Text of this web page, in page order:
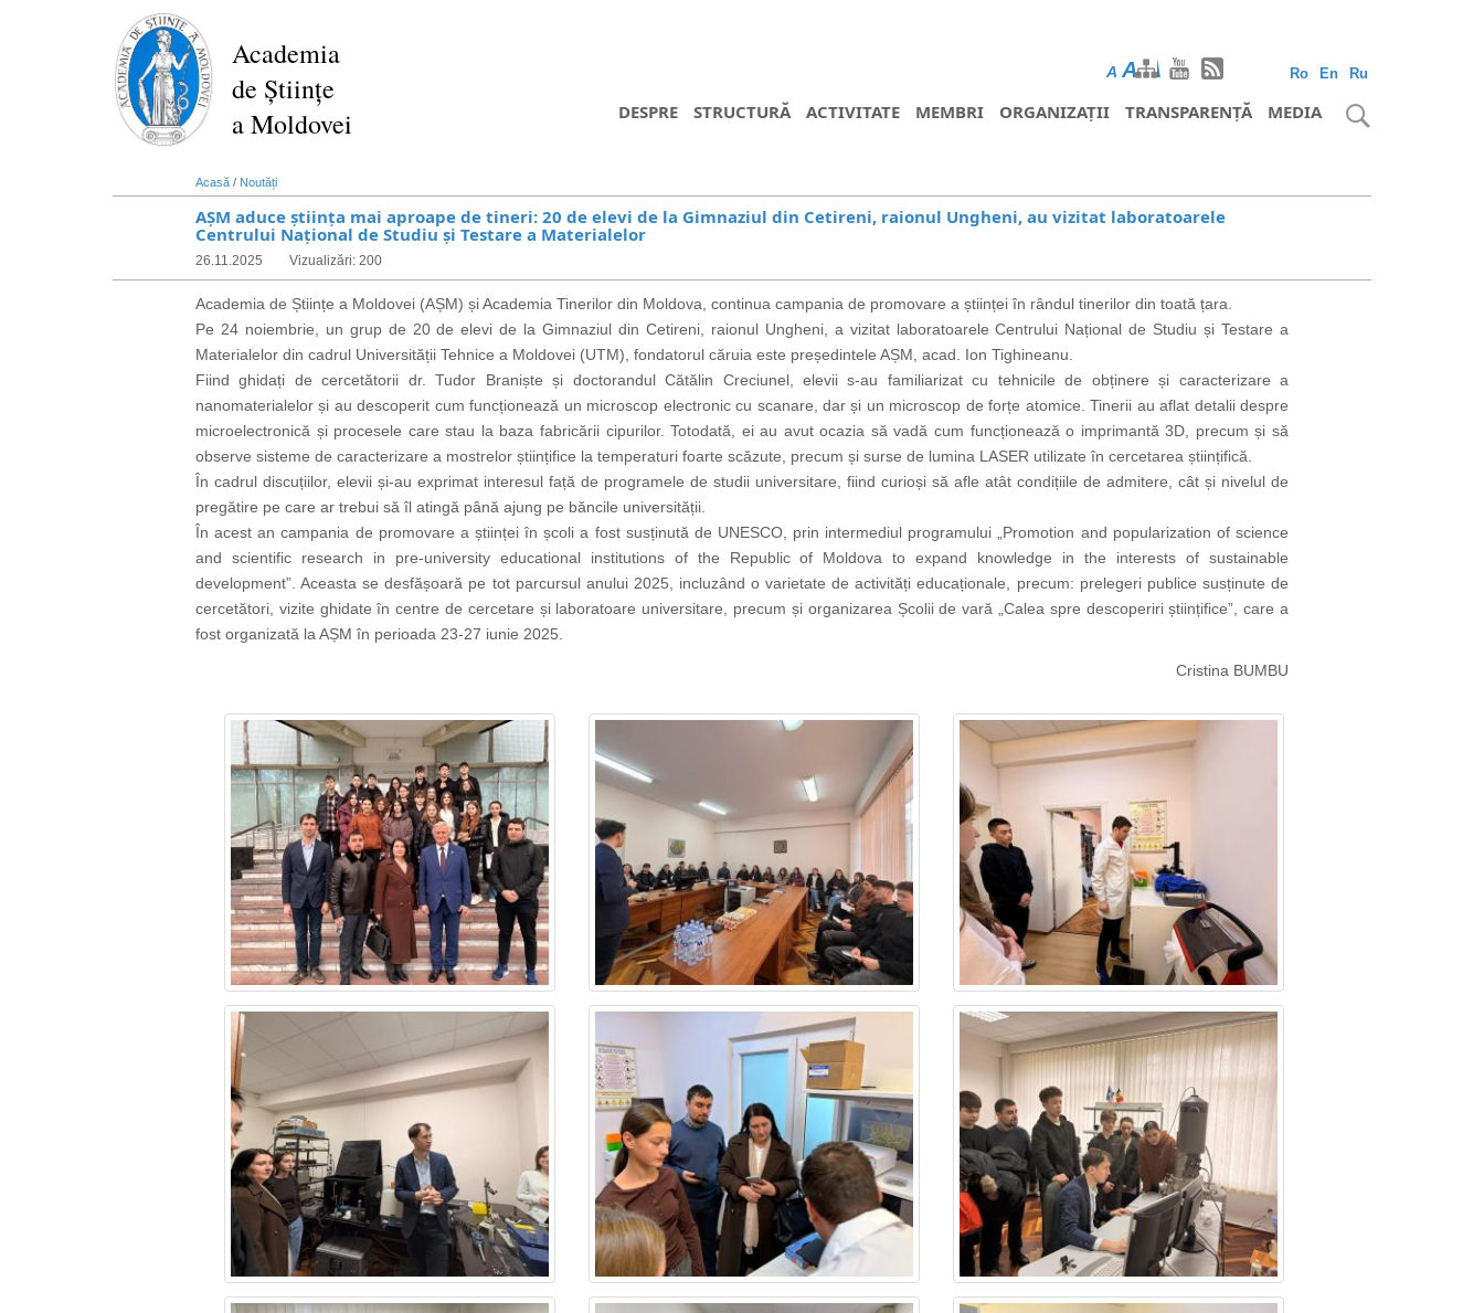
Academia
de Științe
a Moldovei
Ro En Ru
A AA
DESPRE STRUCTURĂ ACTIVITATE MEMBRI ORGANIZAȚII TRANSPARENȚĂ MEDIA
Acasă / Noutăți
AȘM aduce știința mai aproape de tineri: 20 de elevi de la Gimnaziul din Cetireni, raionul Ungheni, au vizitat laboratoarele
Centrului Național de Studiu și Testare a Materialelor
26.11.2025 Vizualizări: 200
Academia de Științe a Moldovei (AȘM) și Academia Tinerilor din Moldova, continua campania de promovare a științei în rândul tinerilor din toată țara.
Pe 24 noiembrie, un grup de 20 de elevi de la Gimnaziul din Cetireni, raionul Ungheni, a vizitat laboratoarele Centrului Național de Studiu și Testare a
Materialelor din cadrul Universității Tehnice a Moldovei (UTM), fondatorul căruia este președintele AȘM, acad. Ion Tighineanu
Fiind ghidați de cercetătorii dr. Tudor Braniște și doctorandul Cătălin Creciunel, elevii s-au familiarizat cu tehnicile de obținere și caracterizare a
nanomaterialelor și au descoperit cum funcționează un microscop electronic cu scanare, dar și un microscop de forțe atomice. Tinerii au aflat detalii despre
microelectronică și procesele care stau la baza fabricării cipurilor. Totodată, ei au avut ocazia să vadă cum funcționează o imprimantă 3D, precum și să
observe sisteme de caracterizare a mostrelor științifice la temperaturi foarte scăzute, precum și surse de lumina LASER utilizate în cercetarea științifică.
În cadrul discuțiilor, elevii și-au exprimat interesul față de programele de studii universitare, fiind curioși să afle atât condițiile de admitere, cât și nivelul de
pregătire pe care ar trebui să îl atingă până ajung pe băncile universității.
În acest an campania de promovare a științei în școli a fost susținută de UNESCO, prin intermediul programului „Promotion and popularization of science
and scientific research in pre-university educational institutions of the Republic of Moldova to expand knowledge in the interests of sustainable
development”. Aceasta se desfășoară pe tot parcursul anului 2025
incluzând o varietate de activități educaționale , precum: prelegeri publice susținute de
cercetători, vizite ghidate în centre de cercetare și laboratoare universitare, precum și organizarea Școlii de vară „Calea spre descoperiri științifice”, care a
fost organizată la AȘM în perioada 23-27 iunie 2025.
Cristina BUMBU